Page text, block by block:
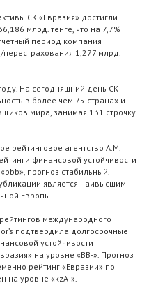
СК «Евразия» достигли
млрд. тенге, что на 7,7%
период компания
1,277 млрд.
На сегодняшний день СК
в более чем 75 странах и
мира, занимая 131 строчку
рейтинговое агентство A.M.
финансовой устойчивости
прогноз стабильный.
является наивысшим
Европы.
международного
подтвердила долгосрочные
устойчивости
на уровне «BB-». Прогноз
рейтинг «Евразии» по
на уровне «kzA-».